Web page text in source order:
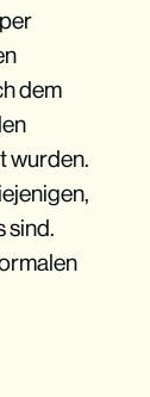
dem
wurden.
sind.